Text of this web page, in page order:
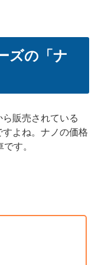
ズの「ナ
販売されている
すよね。ナノの価格
す。